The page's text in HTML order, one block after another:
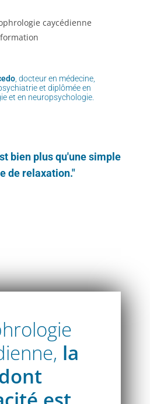
, docteur en médecine,
et diplômée en
et en neuropsychologie.
bien plus qu'une simple
de relaxation."
la